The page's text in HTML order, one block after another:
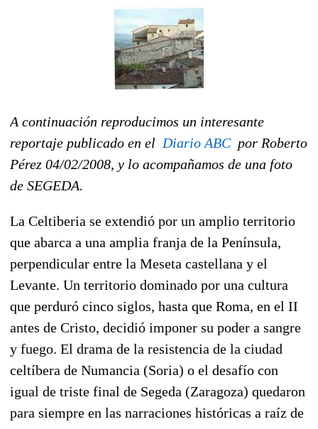
A continuación reproducimos un interesante
reportaje publicado en el Diario ABC por Roberto
Pérez 04/02/2008, y lo acompañamos de una foto
de SEGEDA.
La Celtiberia se extendió por un amplio territorio
que abarca a una amplia franja de la Península,
perpendicular entre la Meseta castellana y el
Levante. Un territorio dominado por una cultura
que perduró cinco siglos, hasta que Roma, en el II
antes de Cristo, decidió imponer su poder a sangre
y fuego. El drama de la resistencia de la ciudad
celtíbera de Numancia (Soria) o el desafío con
igual de triste final de Segeda (Zaragoza) quedaron
para siempre en las narraciones históricas a raíz de